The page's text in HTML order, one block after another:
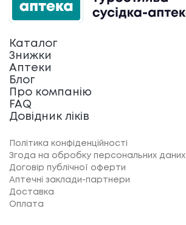
Каталог
Знижки
Аптеки
Блог
Про компанію
FAQ
Довідник ліків
Політика конфіденційності
Згода на обробку персональних даних
Договір публічної оферти
Аптечні заклади-партнери
Доставка
Оплата